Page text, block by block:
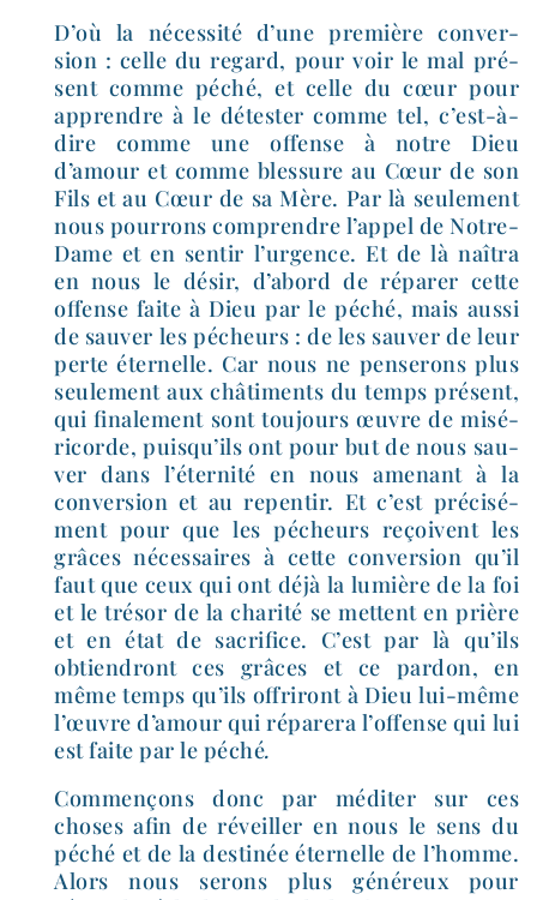
D’où la néces­si­té d’une pre­mière conver­
sion : celle du regard, pour voir le mal pré­
sent comme péché, et celle du cœur pour
apprendre à le détes­ter comme tel, c’est-à-
dire comme une offense à notre Dieu
d’amour et comme bles­sure au Cœur de son
Fils et au Cœur de sa Mère. Par là seule­ment
nous pour­rons com­prendre l’appel de Notre-​
Dame et en sen­tir l’urgence. Et de là naî­tra
en nous le désir, d’abord de répa­rer cette
offense faite à Dieu par le péché, mais aus­si
de sau­ver les pécheurs : de les sau­ver de leur
perte éter­nelle. Car nous ne pen­se­rons plus
seule­ment aux châ­ti­ments du temps pré­sent,
qui fina­le­ment sont tou­jours œuvre de misé­
ri­corde, puisqu’ils ont pour but de nous sau­
ver dans l’éternité en nous ame­nant à la
conver­sion et au repen­tir. Et c’est pré­ci­sé­
ment pour que les pécheurs reçoivent les
grâces néces­saires à cette conver­sion qu’il
faut que ceux qui ont déjà la lumière de la foi
et le tré­sor de la cha­ri­té se mettent en prière
et en état de sacri­fice. C’est par là qu’ils
obtien­dront ces grâces et ce par­don, en
même temps qu’ils offri­ront à Dieu lui-​même
l’œuvre d’amour qui répa­re­ra l’offense qui lui
est faite par le péché.
Commençons donc par médi­ter sur ces
choses afin de réveiller en nous le sens du
péché et de la des­ti­née éter­nelle de l’homme.
Alors nous serons plus géné­reux pour